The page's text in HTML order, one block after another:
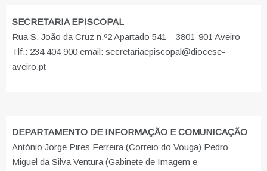
SECRETARIA EPISCOPAL
Rua S. João da Cruz n.º2 Apartado 541 – 3801-901 Aveiro
Tlf.: 234 404 900 email: secretariaepiscopal@diocese-
aveiro.pt
DEPARTAMENTO DE INFORMAÇÃO E COMUNICAÇÃO
António Jorge Pires Ferreira (Correio do Vouga) Pedro
Miguel da Silva Ventura (Gabinete de Imagem e